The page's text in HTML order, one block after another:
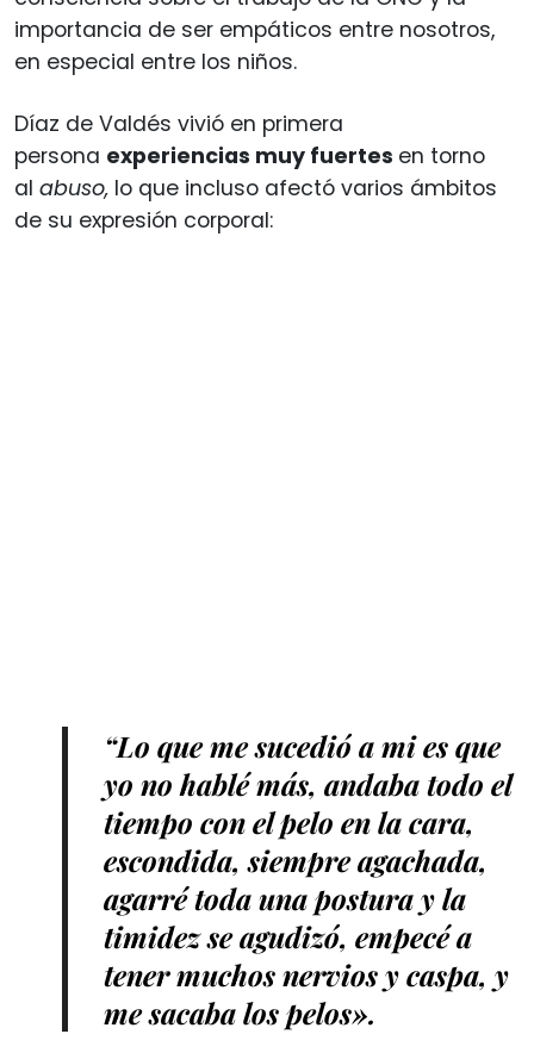
importancia de ser empáticos entre nosotros,
en especial entre los niños.
Díaz de Valdés vivió en primera
persona experiencias muy fuertes en torno
al abuso, lo que incluso afectó varios ámbitos
de su expresión corporal:
“Lo que me sucedió a mi es que
yo no hablé más, andaba todo el
tiempo con el pelo en la cara,
escondida, siempre agachada,
agarré toda una postura y la
timidez se agudizó, empecé a
tener muchos nervios y caspa, y
me sacaba los pelos».